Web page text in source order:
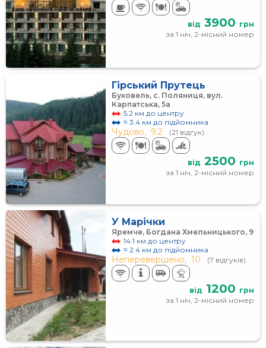
від 3900 грн
за 1 ніч, 2-місний номер
Гірський Прутець
Буковель, с. Поляниця, вул.
Карпатська, 5а
5.2 км до центру
≈ 3.4 км до підйомника
Чудово, 9.2 (21 відгук)
від 2500 грн
за 1 ніч, 2-місний номер
У Марічки
Яремче, Богдана Хмельницького, 9
14.1 км до центру
≈ 2.4 км до підйомника
Неперевершено, 10 (7 відгуків)
від 1200 грн
за 1 ніч, 2-місний номер